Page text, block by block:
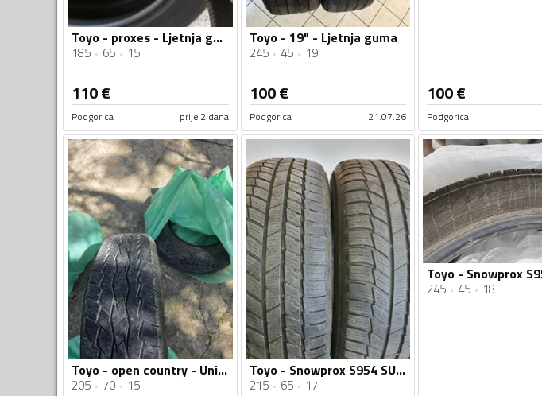
Toyo - proxes - Ljetnja guma
185 65 15
110€
Podgorica prije 2 dana
Toyo - 19" - Ljetnja guma
245 45 19
100€
Podgorica 21.07.26
100€
Podgorica
Toyo - open country - Univerzalna guma
205 70 15
Toyo - Snowprox S954 SUV - Zimska guma
215 65 17
245 45 18